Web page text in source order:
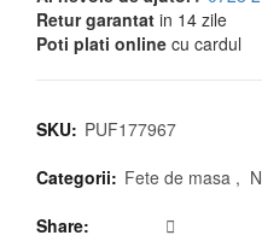
Retur garantat in 14 zile
Poti plati online cu cardul
SKU: PUF177967
Categorii: Fete de masa ,
Share